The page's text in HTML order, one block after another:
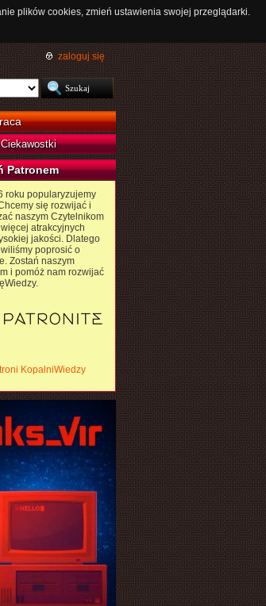
plików cookies, zmień ustawienia swojej przeglądarki.
zaloguj się
Ciekawostki
Patronem
roku popularyzujemy
się rozwijać i
naszym Czytelnikom
atrakcyjnych
jakości. Dlatego
poprosić o
Zostań naszym
i pomóż nam rozwijać
KopalniWiedzy